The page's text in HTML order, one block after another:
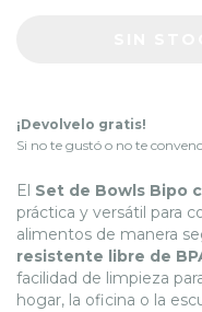
¡Devolvelo gratis!
Si no te gustó o no te
El Set de Bowls Bipo
práctica y versátil para
alimentos de manera
resistente libre de
facilidad de limpieza
hogar, la oficina o la